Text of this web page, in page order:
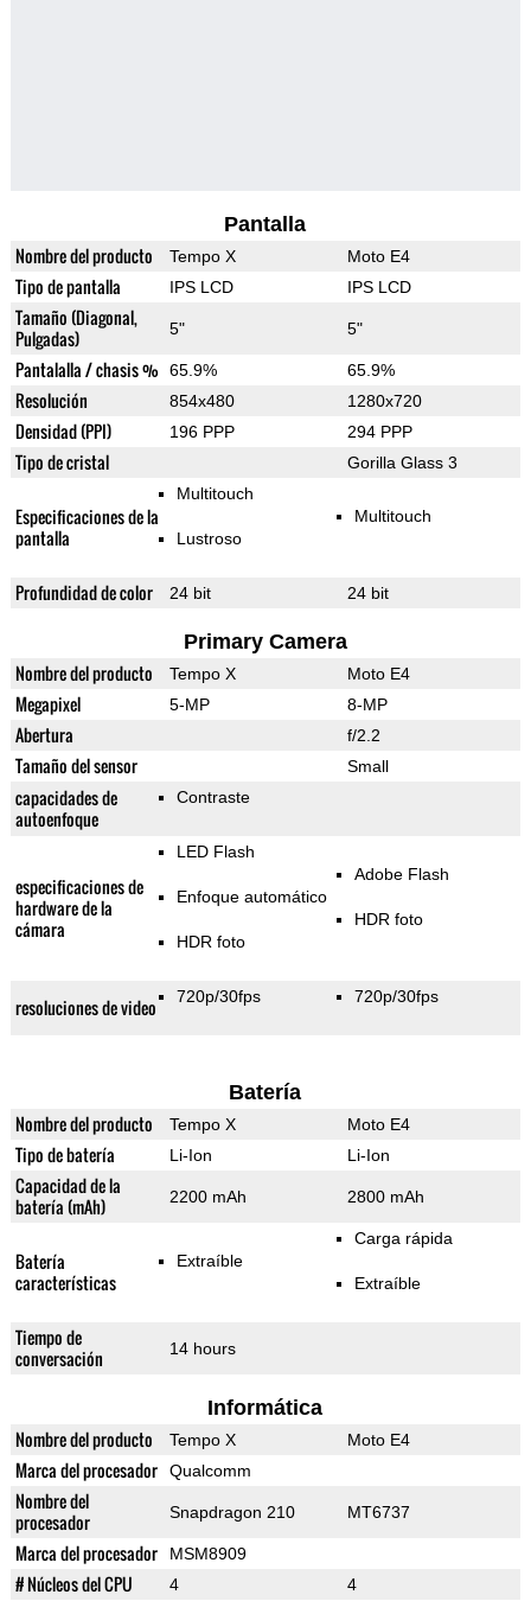
Pantalla
Nombre del producto Tempo X Moto E4
Tipo de pantalla IPS LCD IPS LCD
Tamaño (Diagonal,
Pulgadas)
5" 5"
Pantalalla / chasis % 65.9% 65.9%
Resolución 854x480 1280x720
Densidad (PPI) 196 PPP 294 PPP
Tipo de cristal Gorilla Glass 3
Especificaciones de la
pantalla
Multitouch
Lustroso
Multitouch
Profundidad de color 24 bit 24 bit
Primary Camera
Nombre del producto Tempo X Moto E4
Megapixel 5-MP 8-MP
Abertura f/2.2
Tamaño del sensor Small
capacidades de
autoenfoque
Contraste
especificaciones de
hardware de la
cámara
LED Flash
Enfoque automático
HDR foto
Adobe Flash
HDR foto
resoluciones de video 720p/30fps 720p/30fps
Batería
Nombre del producto Tempo X Moto E4
Tipo de batería Li-Ion Li-Ion
Capacidad de la
batería (mAh)
2200 mAh 2800 mAh
Batería
características
Extraíble
Carga rápida
Extraíble
Tiempo de
conversación
14 hours
Informática
Nombre del producto Tempo X Moto E4
Marca del procesador Qualcomm
Nombre del
procesador
Snapdragon 210 MT6737
Marca del procesador MSM8909
# Núcleos del CPU 4 4